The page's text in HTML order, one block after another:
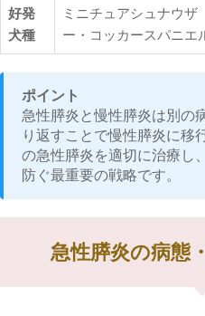
好発
犬種
ミニチュアシュナウザ
ー・コッカースパニエ
ポイント
急性膵炎と慢性膵炎は別の
り返すことで慢性膵炎に移
の急性膵炎を適切に治療し
防ぐ最重要の戦略です。
急性膵炎の病態